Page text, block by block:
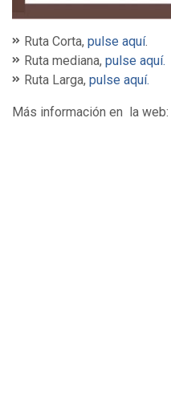
Ruta Corta, pulse aquí.
Ruta mediana, pulse aquí.
Ruta Larga, pulse aquí.
Más información en la web: